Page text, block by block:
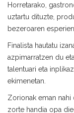
Horretarako,
uztartu dituzte,
bezeroaren
Finalista hautatu
azpimarratzen du
talentuari eta
ekimenetan.
Zorionak eman
zorte handia opa